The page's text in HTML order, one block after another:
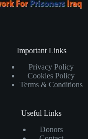
Important Links
Privacy Policy
Cookies Policy
Terms & Conditions
Useful Links
Donors